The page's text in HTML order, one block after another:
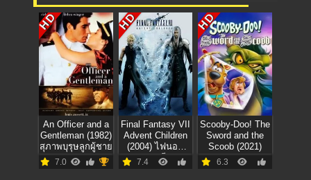
HD
An Officer and a
Gentleman (1982)
สุภาพบุรุษลูกผู้ชาย
7.0
HD
Final Fantasy VII
Advent Children
(2004) ไฟนอล
แฟนตาซี 7 :
สงครามเทพจุติ
7.4
HD
Scooby-Doo! The
Sword and the
Scoob (2021)
6.3